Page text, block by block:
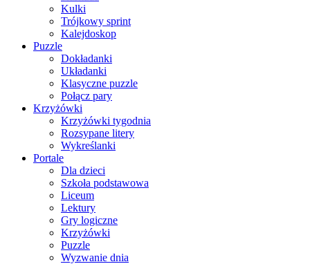
Kulki
Trójkowy sprint
Kalejdoskop
Puzzle
Dokładanki
Układanki
Klasyczne puzzle
Połącz pary
Krzyżówki
Krzyżówki tygodnia
Rozsypane litery
Wykreślanki
Portale
Dla dzieci
Szkoła podstawowa
Liceum
Lektury
Gry logiczne
Krzyżówki
Puzzle
Wyzwanie dnia